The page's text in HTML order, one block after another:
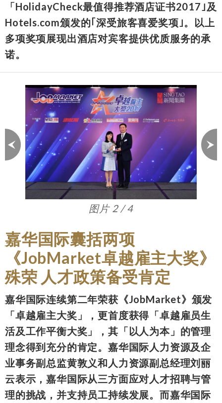
「HolidayCheck最值得推荐酒店证书2017｣及
Hotels.com颁发的｢深受旅客喜爱奖项｣。以上
多项奖项展现出酒店对宾客提供优质服务的承
诺。
图片 3 / 4
嘉华国际囊括两项
《JobMarket卓越雇主大奖》
殊荣 人才政策备受肯定
嘉华国际连续第二年荣获《JobMarket》颁发
「卓越雇主大奖」，更首度获得「卓越雇员生
活及工作平衡大奖」，其「以人为本」的管理
理念得到充分的肯定。嘉华国际人力资源及企
业事务副总监黄敦义和人力资源副总经理刘丽
云表示，嘉华国际从三方面应对人才招聘与管
理的挑战，并支持员工持续发展。而嘉华国际